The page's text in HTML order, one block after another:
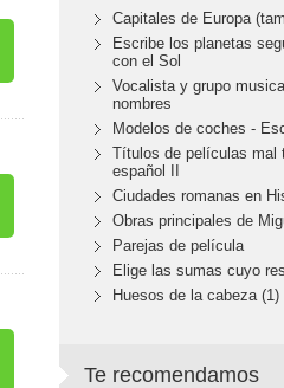
Capitales de Europa
Escribe los planetas
con el Sol
Vocalista y grupo
nombres
Modelos de coches -
Títulos de películas mal
español II
Ciudades romanas en
Obras principales de
Parejas de película
Elige las sumas cuyo
Huesos de la cabeza (1)
Te recomendamos